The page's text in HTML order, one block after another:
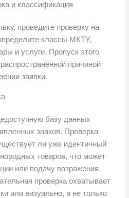
и классификация
проведите проверку на
классы МКТУ,
и услуги. Пропуск этого
причиной
заявки.
базу данных
знаков. Проверка
ли уже идентичный
товаров, что может
или подачу возражения
проверка охватывает
или визуально, а не только